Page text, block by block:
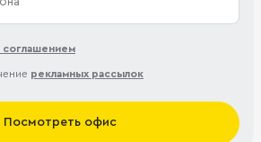
соглашением
рекламных рассылок
Посмотреть офис